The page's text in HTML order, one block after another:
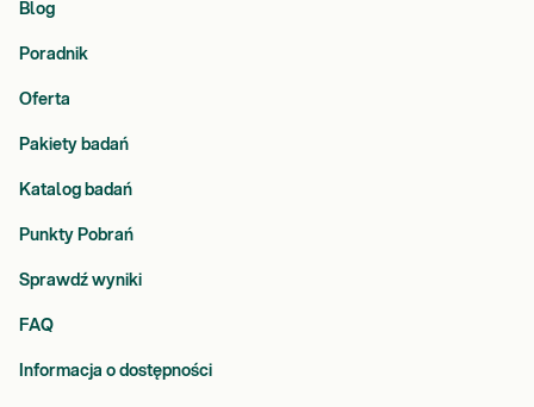
Blog
Poradnik
Oferta
Pakiety badań
Katalog badań
Punkty Pobrań
Sprawdź wyniki
FAQ
Informacja o dostępności